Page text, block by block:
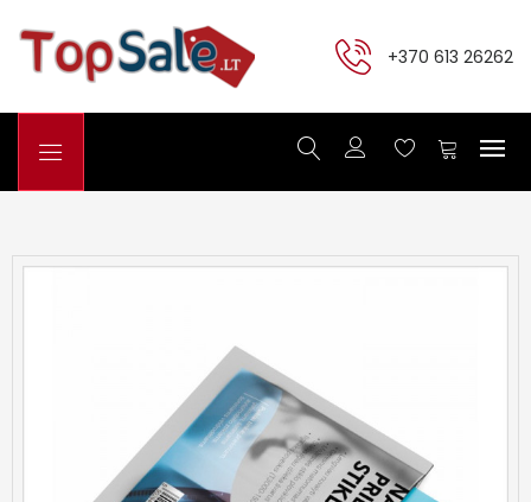
+370 613 26262